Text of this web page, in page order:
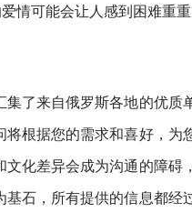
情可能会让人感到困难重
了来自俄罗斯各地的优质
根据您的需求和喜好，为
化差异会成为沟通的障碍
石，所有提供的信息都经